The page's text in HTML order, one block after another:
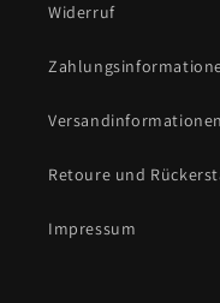
Widerruf
Versandinformationen
Retoure und
Impressum